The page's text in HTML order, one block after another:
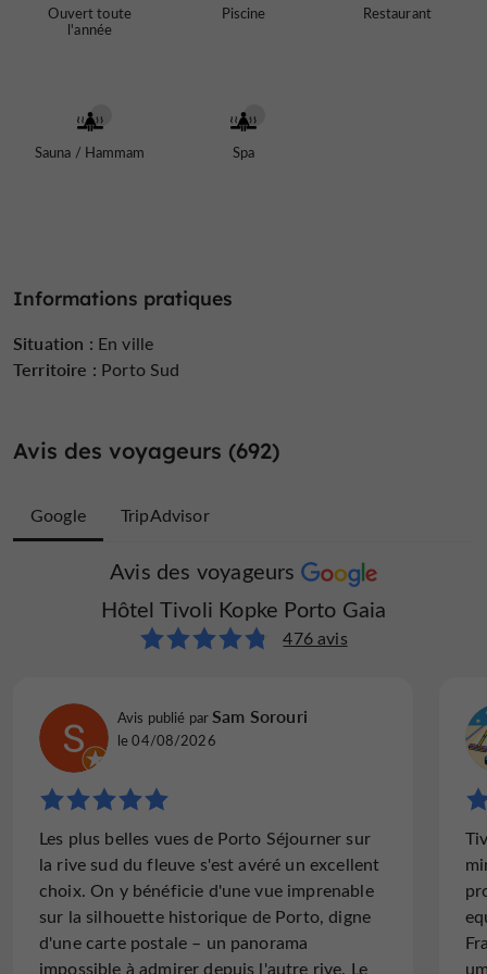
Ouvert toute
l'année
Piscine Restaurant
Sauna / Hammam Spa
Informations pratiques
Situation : En ville
Territoire : Porto Sud
Avis des voyageurs (692)
Google
Avis des voyageurs
Hôtel Tivoli Kopke Porto Gaia
476 avis
Avis publié par Sam Sorouri
le 04/08/2026
Les plus belles vues de Porto Séjourner sur
la rive sud du fleuve s'est avéré un excellent
choix. On y bénéficie d'une vue imprenable
sur la silhouette historique de Porto, digne
d'une carte postale – un panorama
impossible à admirer depuis l'autre rive. Le
TripAdvisor
Avis des voyageurs
Hôtel Tivoli Kopke Porto Gaia
216 avis
Avis publié parfrancoismouillaud
Lannion, France, le 12/04/2026
"Un vrai 5 étoiles, emplacement idéal"
Emplacement idéal à côté de Wolrd of Wine
pour cet hôtel qui est un vrai 5 étoiles, de la
maison de porto Kopke. Service très
attentionné, petit déjeuner hors classe,
œuvres d'art, vues...